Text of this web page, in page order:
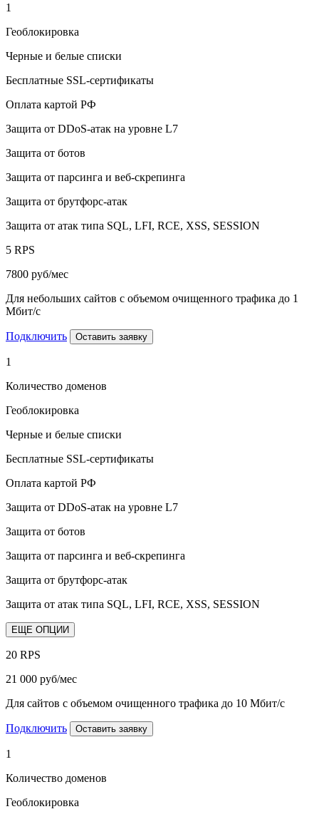
1
Геоблокировка
Черные и белые списки
Бесплатные SSL-сертификаты
Оплата картой РФ
Защита от DDoS-атак на уровне L7
Защита от ботов
Защита от парсинга и веб-скрепинга
Защита от брутфорс-атак
Защита от атак типа SQL, LFI, RCE, XSS, SESSION
5 RPS
7800 руб/мес
Для небольших сайтов с объемом очищенного трафика до 1
Мбит/с
Подключить Оставить заявку
1
Количество доменов
Геоблокировка
Черные и белые списки
Бесплатные SSL-сертификаты
Оплата картой РФ
Защита от DDoS-атак на уровне L7
Защита от ботов
Защита от парсинга и веб-скрепинга
Защита от брутфорс-атак
Защита от атак типа SQL, LFI, RCE, XSS, SESSION
ЕЩЕ ОПЦИИ
20 RPS
21 000 руб/мес
Для сайтов с объемом очищенного трафика до 10 Мбит/с
Подключить Оставить заявку
1
Количество доменов
Геоблокировка